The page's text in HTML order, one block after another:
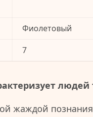
Фиолетовый
7
жаждой